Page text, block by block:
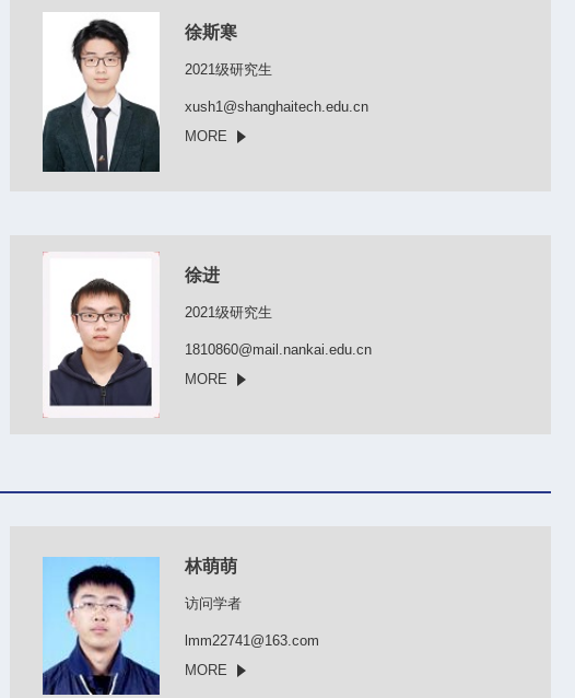
徐斯寒
2021级研究生
xush1@shanghaitech.edu.cn
MORE
徐进
2021级研究生
1810860@mail.nankai.edu.cn
MORE
林萌萌
访问学者
lmm22741@163.com
MORE